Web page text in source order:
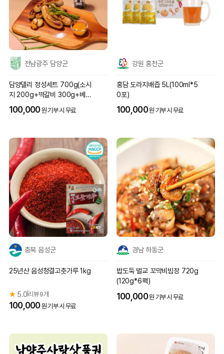
전남광주 담양군
담양델리 정성세트 700g(소시
지 200g+떡갈비 300g+베이
컨 100g+잠봉 100g)
100,000원 기부 시 무료
강원 홍천군
홍담 도라지배즙 5L(100ml*5
0포)
100,000원 기부 시 무료
충북 음성군
25년산 음성청결고춧가루 1kg
★5.0 리뷰 9개
100,000원 기부 시 무료
경남 하동군
밥도둑 벌교 꼬막비빔장 720g
(120g*6팩)
100,000원 기부 시 무료